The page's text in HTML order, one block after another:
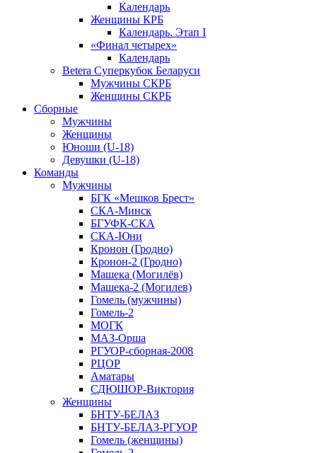
Календарь
Женщины КРБ
Календарь. Этап I
«Финал четырех»
Календарь
Betera Суперкубок Беларуси
Мужчины СКРБ
Женщины СКРБ
Сборные
Мужчины
Женщины
Юноши (U-18)
Девушки (U-18)
Команды
Мужчины
БГК «Мешков Брест»
СКА-Минск
БГУФК-СКА
СКА-Юни
Кронон (Гродно)
Кронон-2 (Гродно)
Машека (Могилёв)
Машека-2 (Могилев)
Гомель (мужчины)
Гомель-2
МОГК
МАЗ-Орша
РГУОР-сборная-2008
РЦОР
Аматары
СДЮШОР-Виктория
Женщины
БНТУ-БЕЛАЗ
БНТУ-БЕЛАЗ-РГУОР
Гомель (женщины)